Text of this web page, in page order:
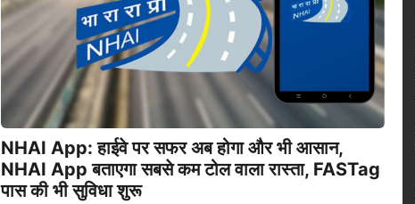
NHAI App: हाईवे पर सफर अब होगा और भी आसान,
NHAI App बताएगा सबसे कम टोल वाला रास्ता, FASTag
पास की भी सुविधा शुरू